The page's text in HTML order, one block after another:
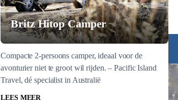
Britz Hitop Camper
Compacte 2-persoons camper, ideaal voor de
avonturier niet te groot wil rijden. – Pacific Island
Travel, dé specialist in Australië
LEES MEER